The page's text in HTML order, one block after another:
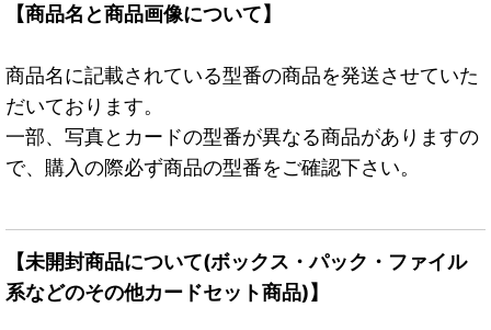
【商品名と商品画像について】
商品名に記載されている型番の商品を発送させていた
だいております。
一部、写真とカードの型番が異なる商品がありますの
で、購入の際必ず商品の型番をご確認下さい。
【未開封商品について(ボックス・パック・ファイル
系などのその他カードセット商品)】